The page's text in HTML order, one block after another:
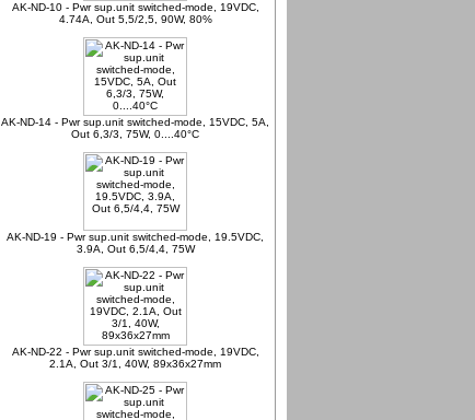
AK-ND-10 - Pwr sup.unit switched-mode, 19VDC,
4.74A, Out 5,5/2,5, 90W, 80%
AK-ND-14 - Pwr sup.unit switched-mode, 15VDC, 5A,
Out 6,3/3, 75W, 0....40°C
AK-ND-19 - Pwr sup.unit switched-mode, 19.5VDC,
3.9A, Out 6,5/4,4, 75W
AK-ND-22 - Pwr sup.unit switched-mode, 19VDC,
2.1A, Out 3/1, 40W, 89x36x27mm